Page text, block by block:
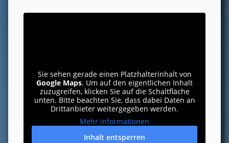
Sie sehen gerade einen Platzhalterinhalt von
Google Maps. Um auf den eigentlichen Inhalt
zuzugreifen, klicken Sie auf die Schaltfläche
unten. Bitte beachten Sie, dass dabei Daten an
Drittanbieter weitergegeben werden.
Mehr Informationen
Inhalt entsperren